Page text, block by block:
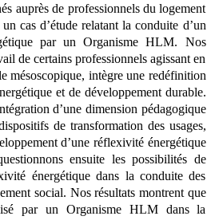
auprès de professionnels du logement
cas d’étude relatant la conduite d’un
par un Organisme HLM. Nos
de certains professionnels agissant en
mésoscopique, intègre une redéfinition
et de développement durable.
d’une dimension pédagogique
de transformation des usages,
d’une réflexivité énergétique
ensuite les possibilités de
énergétique dans la conduite des
social. Nos résultats montrent que
par un Organisme HLM dans la